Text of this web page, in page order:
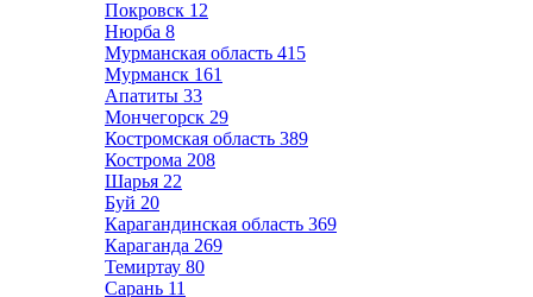
Покровск 12
Нюрба 8
Мурманская область 415
Мурманск 161
Апатиты 33
Мончегорск 29
Костромская область 389
Кострома 208
Шарья 22
Буй 20
Карагандинская область 369
Караганда 269
Темиртау 80
Сарань 11